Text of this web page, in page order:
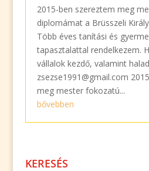
2015-ben szereztem meg
diplomámat a Brüsszeli
Több éves tanítási és
tapasztalattal rendelkezem.
vállalok kezdő, valamint
zsezse1991@gmail.com
meg mester fokozatú...
bővebben
KERESÉS